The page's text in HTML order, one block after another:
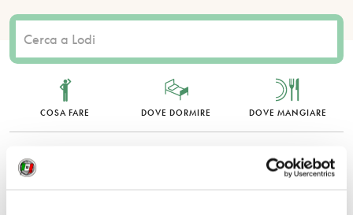
COSA FARE DOVE DORMIRE DOVE MANGIARE
0 RISULTATI MOSTRA SOLO CONVENZIONATI